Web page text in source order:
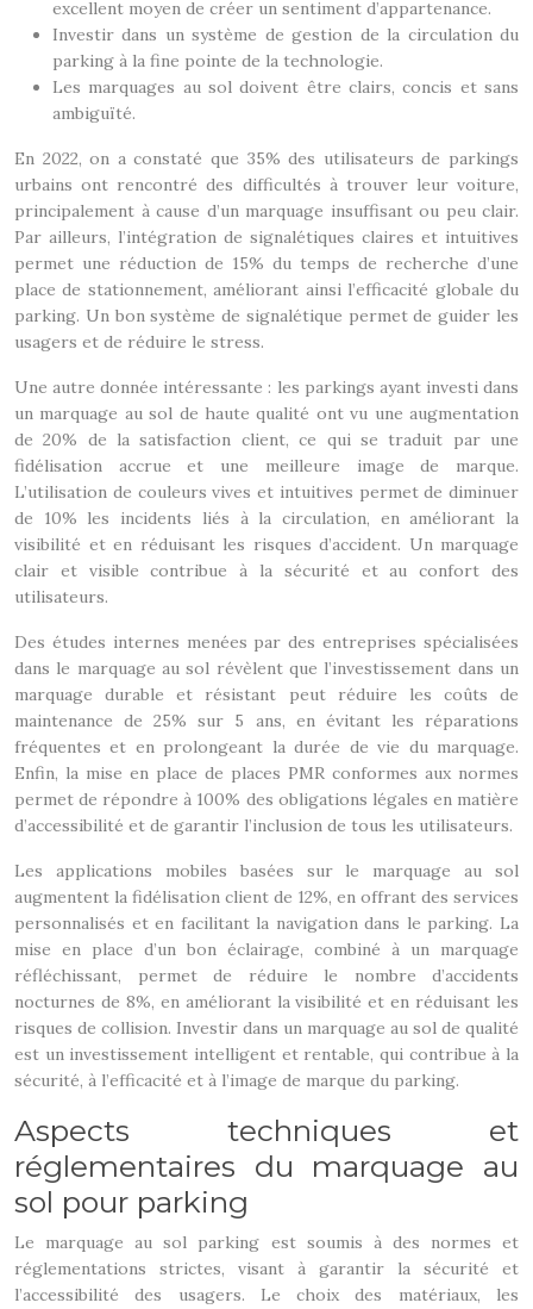
excellent moyen de créer un sentiment d’appartenance.
Investir dans un système de gestion de la circulation du
parking à la fine pointe de la technologie.
Les marquages au sol doivent être clairs, concis et sans
ambiguïté.
En 2022, on a constaté que 35% des utilisateurs de parkings
urbains ont rencontré des difficultés à trouver leur voiture,
principalement à cause d’un marquage insuffisant ou peu clair.
Par ailleurs, l’intégration de signalétiques claires et intuitives
permet une réduction de 15% du temps de recherche d’une
place de stationnement, améliorant ainsi l’efficacité globale du
parking. Un bon système de signalétique permet de guider les
usagers et de réduire le stress.
Une autre donnée intéressante : les parkings ayant investi dans
un marquage au sol de haute qualité ont vu une augmentation
de 20% de la satisfaction client, ce qui se traduit par une
fidélisation accrue et une meilleure image de marque.
L’utilisation de couleurs vives et intuitives permet de diminuer
de 10% les incidents liés à la circulation, en améliorant la
visibilité et en réduisant les risques d’accident. Un marquage
clair et visible contribue à la sécurité et au confort des
utilisateurs.
Des études internes menées par des entreprises spécialisées
dans le marquage au sol révèlent que l’investissement dans un
marquage durable et résistant peut réduire les coûts de
maintenance de 25% sur 5 ans, en évitant les réparations
fréquentes et en prolongeant la durée de vie du marquage.
Enfin, la mise en place de places PMR conformes aux normes
permet de répondre à 100% des obligations légales en matière
d’accessibilité et de garantir l’inclusion de tous les utilisateurs.
Les applications mobiles basées sur le marquage au sol
augmentent la fidélisation client de 12%, en offrant des services
personnalisés et en facilitant la navigation dans le parking. La
mise en place d’un bon éclairage, combiné à un marquage
réfléchissant, permet de réduire le nombre d’accidents
nocturnes de 8%, en améliorant la visibilité et en réduisant les
risques de collision. Investir dans un marquage au sol de qualité
est un investissement intelligent et rentable, qui contribue à la
sécurité, à l’efficacité et à l’image de marque du parking.
Aspects techniques et
réglementaires du marquage au
sol pour parking
Le marquage au sol parking est soumis à des normes et
réglementations strictes, visant à garantir la sécurité et
l’accessibilité des usagers. Le choix des matériaux, les